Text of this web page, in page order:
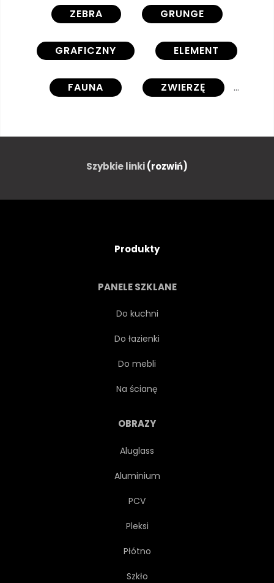
ZEBRA GRUNGE
GRAFICZNY ELEMENT
FAUNA ZWIERZĘ
DZIKOŚĆ NAKLEJKI
DŻUNGLA SZTUKA
DZIKI
Szybkie linki(rozwiń)
Produkty
PANELE SZKLANE
Do kuchni
Do łazienki
Do mebli
Na ścianę
OBRAZY
Aluglass
Aluminium
PCV
Pleksi
Płótno
Szkło